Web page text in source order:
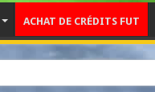
ACHAT DE CRÉDITS FUT